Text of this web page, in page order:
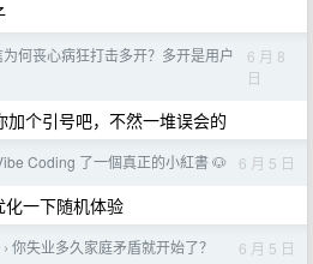
何丧心病狂打击多开？多开是用户
6 月 8
日
加个引号吧，不然一堆误会的
Coding 了一個真正的小紅書 🐶 6 月 5 日
一下随机体验
› 你失业多久家庭矛盾就开始了？ 6 月 5 日